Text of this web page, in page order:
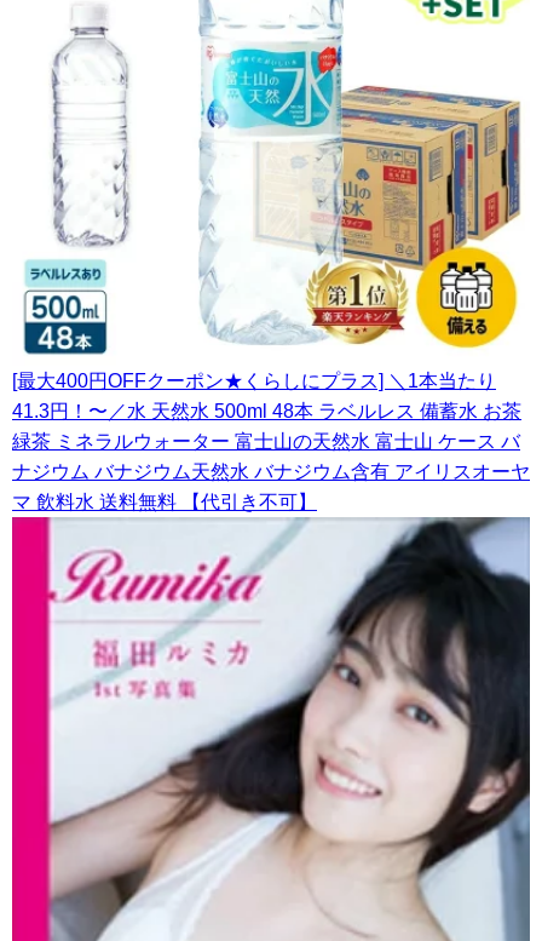
[最大400円OFFクーポン★くらしにプラス] ＼1本当たり
41.3円！〜／水 天然水 500ml 48本 ラベルレス 備蓄水 お茶
緑茶 ミネラルウォーター 富士山の天然水 富士山 ケース バ
ナジウム バナジウム天然水 バナジウム含有 アイリスオーヤ
マ 飲料水 送料無料 【代引き不可】